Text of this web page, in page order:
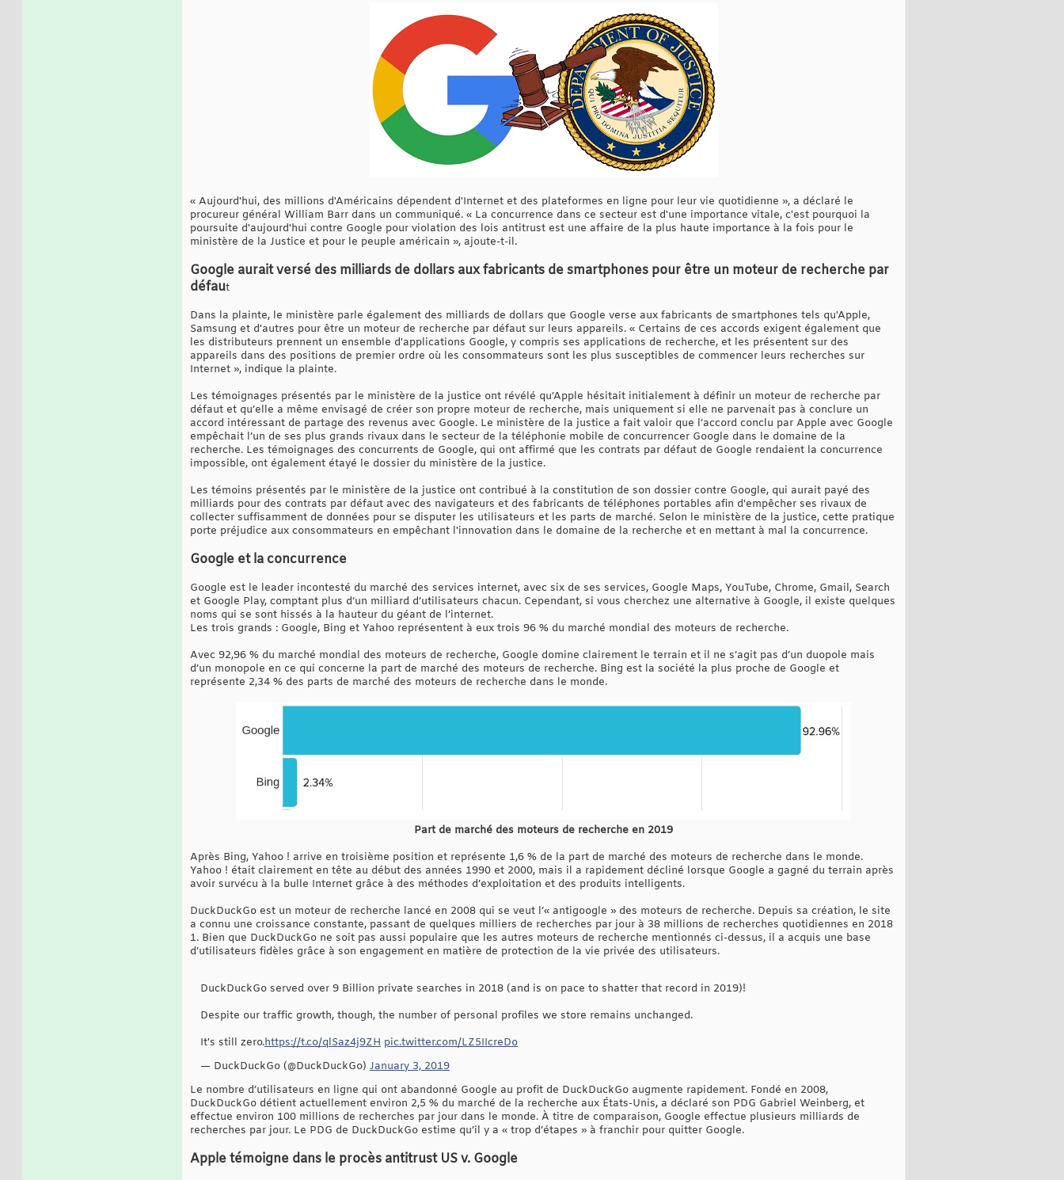
« Aujourd'hui, des millions d'Américains dépendent d'Internet et des plateformes en ligne pour leur vie quotidienne », a déclaré le
procureur général William Barr dans un communiqué. « La concurrence dans ce secteur est d'une importance vitale, c'est pourquoi la
poursuite d'aujourd'hui contre Google pour violation des lois antitrust est une affaire de la plus haute importance à la fois pour le
ministère de la Justice et pour le peuple américain », ajoute-t-il.
Google aurait versé des milliards de dollars aux fabricants de smartphones pour être un moteur de recherche par
défaut
Dans la plainte, le ministère parle également des milliards de dollars que Google verse aux fabricants de smartphones tels qu'Apple,
Samsung et d'autres pour être un moteur de recherche par défaut sur leurs appareils. « Certains de ces accords exigent également que
les distributeurs prennent un ensemble d'applications Google, y compris ses applications de recherche, et les présentent sur des
appareils dans des positions de premier ordre où les consommateurs sont les plus susceptibles de commencer leurs recherches sur
Internet », indique la plainte.
Les témoignages présentés par le ministère de la justice ont révélé qu’Apple hésitait initialement à définir un moteur de recherche par
défaut et qu’elle a même envisagé de créer son propre moteur de recherche, mais uniquement si elle ne parvenait pas à conclure un
accord intéressant de partage des revenus avec Google. Le ministère de la justice a fait valoir que l’accord conclu par Apple avec Google
empêchait l’un de ses plus grands rivaux dans le secteur de la téléphonie mobile de concurrencer Google dans le domaine de la
recherche. Les témoignages des concurrents de Google, qui ont affirmé que les contrats par défaut de Google rendaient la concurrence
impossible, ont également étayé le dossier du ministère de la justice.
Les témoins présentés par le ministère de la justice ont contribué à la constitution de son dossier contre Google, qui aurait payé des
milliards pour des contrats par défaut avec des navigateurs et des fabricants de téléphones portables afin d'empêcher ses rivaux de
collecter suffisamment de données pour se disputer les utilisateurs et les parts de marché. Selon le ministère de la justice, cette pratique
porte préjudice aux consommateurs en empêchant l'innovation dans le domaine de la recherche et en mettant à mal la concurrence.
Google et la concurrence
Google est le leader incontesté du marché des services internet, avec six de ses services, Google Maps, YouTube, Chrome, Gmail, Search
et Google Play, comptant plus d’un milliard d’utilisateurs chacun. Cependant, si vous cherchez une alternative à Google, il existe quelques
noms qui se sont hissés à la hauteur du géant de l’internet.
Les trois grands : Google, Bing et Yahoo représentent à eux trois 96 % du marché mondial des moteurs de recherche.
Avec 92,96 % du marché mondial des moteurs de recherche, Google domine clairement le terrain et il ne s’agit pas d’un duopole mais
d’un monopole en ce qui concerne la part de marché des moteurs de recherche. Bing est la société la plus proche de Google et
représente 2,34 % des parts de marché des moteurs de recherche dans le monde.
Part de marché des moteurs de recherche en 2019
Après Bing, Yahoo ! arrive en troisième position et représente 1,6 % de la part de marché des moteurs de recherche dans le monde.
Yahoo ! était clairement en tête au début des années 1990 et 2000, mais il a rapidement décliné lorsque Google a gagné du terrain après
avoir survécu à la bulle Internet grâce à des méthodes d’exploitation et des produits intelligents.
DuckDuckGo est un moteur de recherche lancé en 2008 qui se veut l’« antigoogle » des moteurs de recherche. Depuis sa création, le site
a connu une croissance constante, passant de quelques milliers de recherches par jour à 38 millions de recherches quotidiennes en 2018
1. Bien que DuckDuckGo ne soit pas aussi populaire que les autres moteurs de recherche mentionnés ci-dessus, il a acquis une base
d’utilisateurs fidèles grâce à son engagement en matière de protection de la vie privée des utilisateurs.
DuckDuckGo served over 9 Billion private searches in 2018 (and is on pace to shatter that record in 2019)!
Despite our traffic growth, though, the number of personal profiles we store remains unchanged.
It's still zero.https://t.co/qlSaz4j9ZH pic.twitter.com/LZ5IIcreDo
— DuckDuckGo (@DuckDuckGo) January 3, 2019
Le nombre d’utilisateurs en ligne qui ont abandonné Google au profit de DuckDuckGo augmente rapidement. Fondé en 2008,
DuckDuckGo détient actuellement environ 2,5 % du marché de la recherche aux États-Unis, a déclaré son PDG Gabriel Weinberg, et
effectue environ 100 millions de recherches par jour dans le monde. À titre de comparaison, Google effectue plusieurs milliards de
recherches par jour. Le PDG de DuckDuckGo estime qu’il y a « trop d’étapes » à franchir pour quitter Google.
Apple témoigne dans le procès antitrust US v. Google